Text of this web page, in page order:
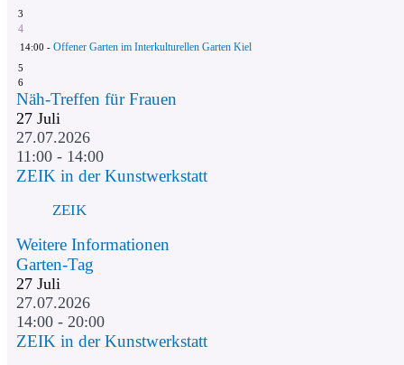
3
4
14:00 - Offener Garten im Interkulturellen Garten Kiel
5
6
Näh-Treffen für Frauen
27 Juli
27.07.2026
11:00 - 14:00
ZEIK in der Kunstwerkstatt
ZEIK
Weitere Informationen
Garten-Tag
27 Juli
27.07.2026
14:00 - 20:00
ZEIK in der Kunstwerkstatt